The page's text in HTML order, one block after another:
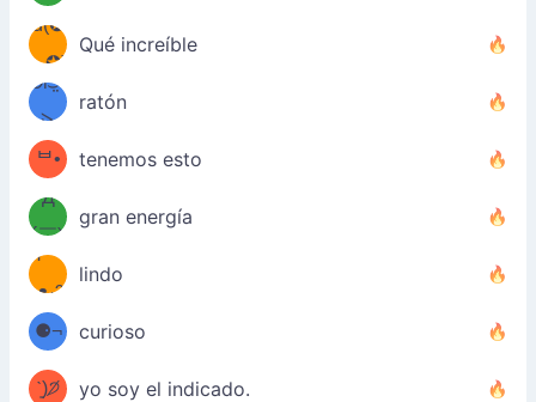
｡ᐢ₎
d(✪
‿✪)
Qué increíble
ᘛ⁐̤ᕐ
ᑀ
ratón
( •̀
ᄇ•
́)ﻭ✧
tenemos esto
(￣`
Д
´￣)
gran energía
ʕ
·ᴥ·ʔ
lindo
╭
⚈¬
⚈╮
curioso
(੭ˊ͈
꒵
ˋ͈)੭̸
yo soy el indicado.
ᶠᵉᵉᵈ